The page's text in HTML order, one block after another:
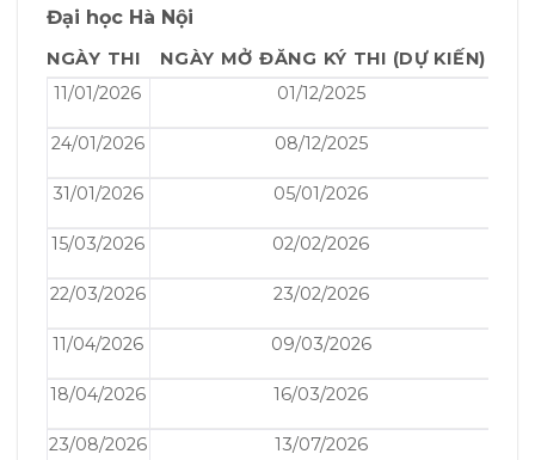
Đại học Hà Nội
NGÀY THI
NGÀY MỞ ĐĂNG KÝ THI (DỰ KIẾN)
11/01/2026
01/12/2025
24/01/2026 08/12/2025
31/01/2026 05/01/2026
15/03/2026 02/02/2026
22/03/2026 23/02/2026
11/04/2026 09/03/2026
18/04/2026 16/03/2026
23/08/2026 13/07/2026